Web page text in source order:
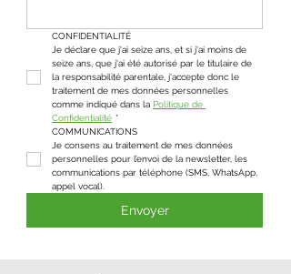
CONFIDENTIALITÉ
Je déclare que j'ai seize ans, et si j'ai moins de
seize ans, que j'ai été autorisé par le titulaire de
la responsabilité parentale, j'accepte donc le
traitement de mes données personnelles
comme indiqué dans la Politique de
Confidentialité *
COMMUNICATIONS
Je consens au traitement de mes données
personnelles pour l’envoi de la newsletter, les
communications par téléphone (SMS, WhatsApp,
appel vocal).
Envoyer